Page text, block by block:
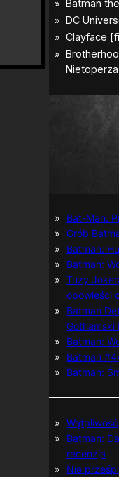
Bat-Man:
Grób
Batman:
Batman:
Tuzy
opowieści
Batman
Gothamski
Batman:
Batman
Batman:
Wątpliwość
Batman:
recenzja
Nie